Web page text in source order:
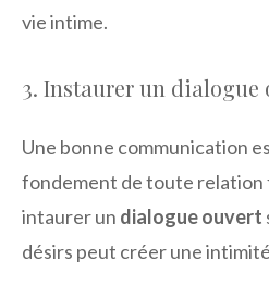
vie intime.
3. Instaurer un dialogue
Une bonne communication
fondement de toute relation
intaurer un dialogue ouvert
désirs peut créer une